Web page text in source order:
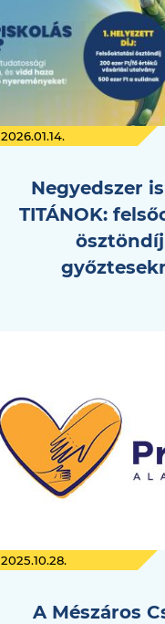
2026.01.14.
Negyedszer
TITÁNOK:
2025.10.28.
A Mészáros